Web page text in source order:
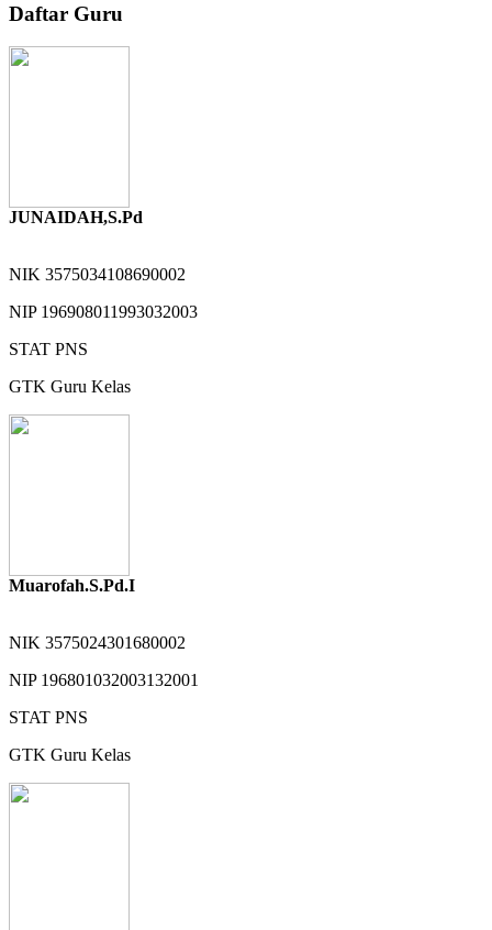
Daftar Guru
JUNAIDAH,S.Pd
NIK 3575034108690002
NIP 196908011993032003
STAT PNS
GTK Guru Kelas
Muarofah.S.Pd.I
NIK 3575024301680002
NIP 196801032003132001
STAT PNS
GTK Guru Kelas